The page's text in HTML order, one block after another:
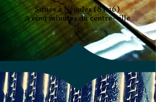
Situés à Néoules (83136)
A cinq minutes du centre-ville